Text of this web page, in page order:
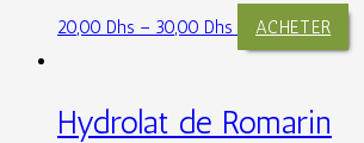
20,00 Dhs – 30,00 Dhs ACHETER
Hydrolat de Romarin